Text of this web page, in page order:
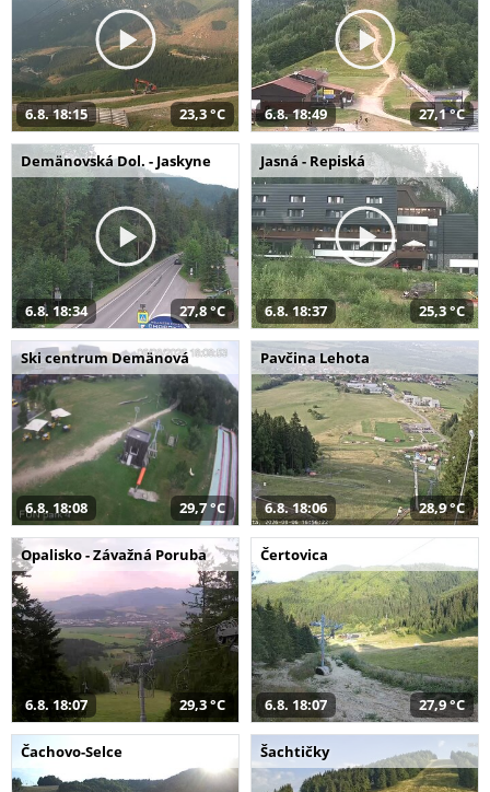
6.8. 18:15 23,3 °C 6.8. 18:49 27,1 °C
Demänovská Dol. - Jaskyne
6.8. 18:34 27,8 °C
Jasná - Repiská
6.8. 18:37 25,3 °C
Ski centrum Demänová
6.8. 18:08 29,7 °C
Pavčina Lehota
6.8. 18:06 28,9 °C
Opalisko - Závažná Poruba
6.8. 18:07 29,3 °C
Čertovica
6.8. 18:07 27,9 °C
Čachovo-Selce Šachtičky